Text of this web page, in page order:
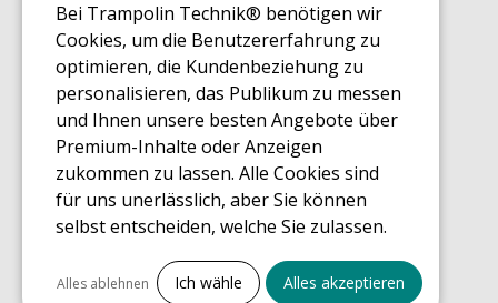
EINKAUFSRATGEBER
Einkaufsratgeber
MONTAGE RATGEBER
Montagehinweise für ein Freizeit Trampolin
PFLEGERATGEBER
Pflegeratgeber für Ihr Freizeit Trampolin
ENDECKUNGSTOUR
Was Sie über Freizeit Trampoline wissen sollten
EINKAUFSRATGEBER FÜR ERSATZTEILE
Bei Trampolin Technik® benötigen wir
Cookies, um die Benutzererfahrung zu
optimieren, die Kundenbeziehung zu
personalisieren, das Publikum zu messen
und Ihnen unsere besten Angebote über
Premium-Inhalte oder Anzeigen
zukommen zu lassen. Alle Cookies sind
für uns unerlässlich, aber Sie können
selbst entscheiden, welche Sie zulassen.
Alles ankreuzen
Alles ablehnen Ich wähle Alles akzeptieren